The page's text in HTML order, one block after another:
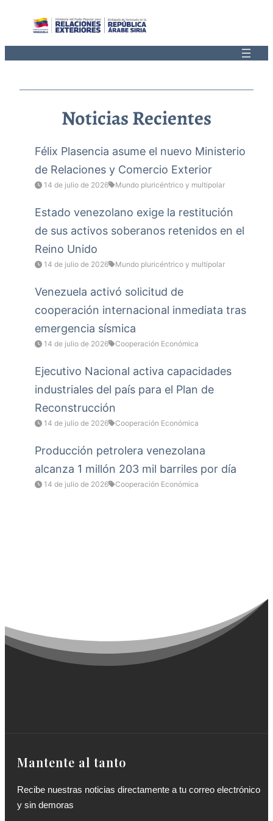
Noticias Recientes
Félix Plasencia asume el nuevo Ministerio
de Relaciones y Comercio Exterior
14 de julio de 2026 Mundo pluricéntrico y multipolar
Estado venezolano exige la restitución
de sus activos soberanos retenidos en el
Reino Unido
14 de julio de 2026 Mundo pluricéntrico y multipolar
Venezuela activó solicitud de
cooperación internacional inmediata tras
emergencia sísmica
14 de julio de 2026 Cooperación Económica
Ejecutivo Nacional activa capacidades
industriales del país para el Plan de
Reconstrucción
14 de julio de 2026 Cooperación Económica
Producción petrolera venezolana
alcanza 1 millón 203 mil barriles por día
14 de julio de 2026 Cooperación Económica
Mantente al tanto
Recibe nuestras noticias directamente a tu correo electrónico
y sin demoras